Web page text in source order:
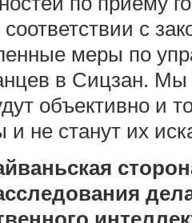
соответствии с
меры по
в Сицзан. Мы
объективно и
и не станут их